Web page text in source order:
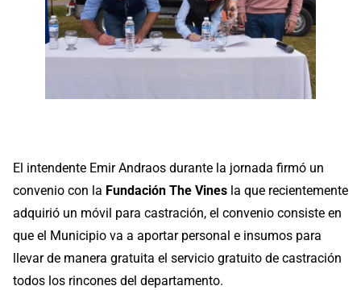
El intendente Emir Andraos durante la jornada firmó un
convenio con la Fundación The Vines la que recientemente
adquirió un móvil para castración, el convenio consiste en
que el Municipio va a aportar personal e insumos para
llevar de manera gratuita el servicio gratuito de castración
todos los rincones del departamento.